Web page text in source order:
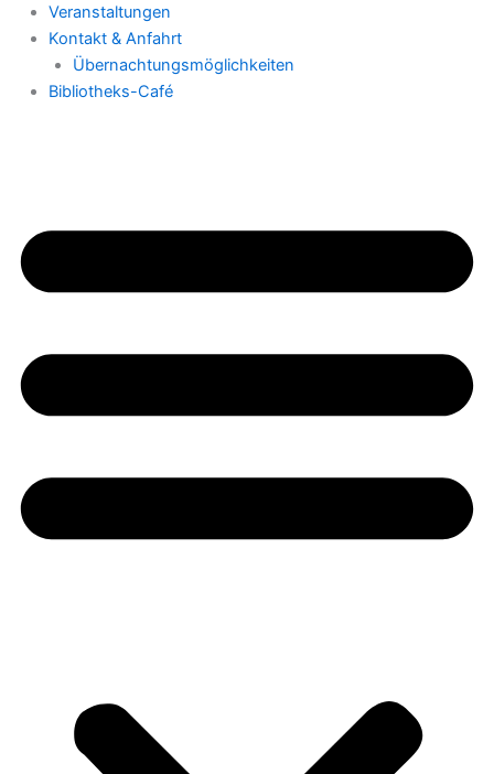
Veranstaltungen
Kontakt & Anfahrt
Übernachtungsmöglichkeiten
Bibliotheks-Café